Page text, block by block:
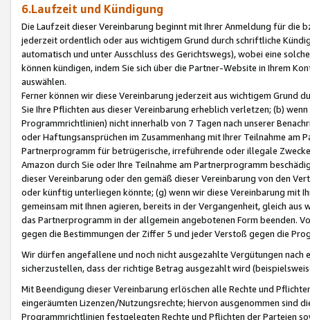
6.Laufzeit und Kündigung
Die Laufzeit dieser Vereinbarung beginnt mit Ihrer Anmeldung für die
jederzeit ordentlich oder aus wichtigem Grund durch schriftliche
automatisch und unter Ausschluss des Gerichtswegs), wobei eine
können kündigen, indem Sie sich über die Partner-Website in Ihrem
auswählen.
Ferner können wir diese Vereinbarung jederzeit aus wichtigem Grund
Sie Ihre Pflichten aus dieser Vereinbarung erheblich verletzen; (b)
Programmrichtlinien) nicht innerhalb von 7 Tagen nach unserer
oder Haftungsansprüchen im Zusammenhang mit Ihrer Teilnahme am
Partnerprogramm für betrügerische, irreführende oder illegale
Amazon durch Sie oder Ihre Teilnahme am Partnerprogramm
dieser Vereinbarung oder den gemäß dieser Vereinbarung von den
oder künftig unterliegen könnte; (g) wenn wir diese Vereinbarung mit
gemeinsam mit Ihnen agieren, bereits in der Vergangenheit, gleich
das Partnerprogramm in der allgemein angebotenen Form beenden.
gegen die Bestimmungen der Ziffer 5 und jeder Verstoß gegen die
Wir dürfen angefallene und noch nicht ausgezahlte Vergütungen
sicherzustellen, dass der richtige Betrag ausgezahlt wird
Mit Beendigung dieser Vereinbarung erlöschen alle Rechte und
eingeräumten Lizenzen/Nutzungsrechte; hiervon ausgenommen sind
Programmrichtlinien festgelegten Rechte und Pflichten der Parteien